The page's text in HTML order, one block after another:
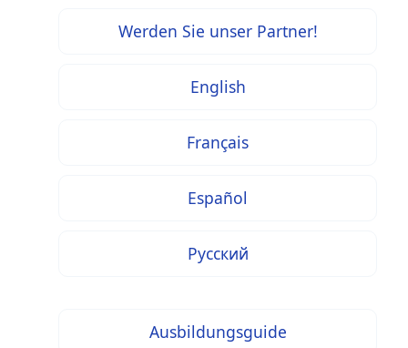
Werden Sie unser Partner!
English
Français
Español
Русский
Ausbildungsguide